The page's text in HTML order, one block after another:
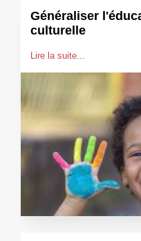
Généraliser
culturelle
Lire la suite...